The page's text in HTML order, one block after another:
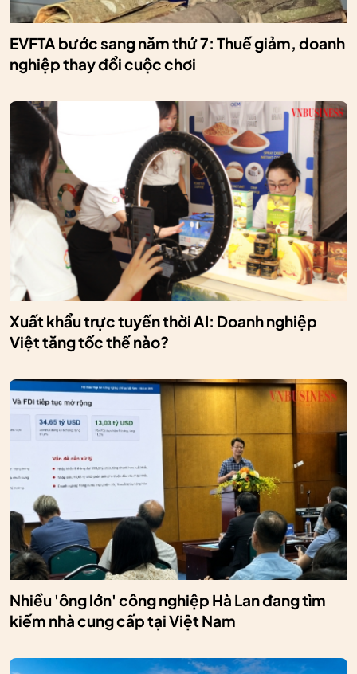
EVFTA bước sang năm thứ 7: Thuế giảm, doanh
nghiệp thay đổi cuộc chơi
Xuất khẩu trực tuyến thời AI: Doanh nghiệp
Việt tăng tốc thế nào?
Nhiều 'ông lớn' công nghiệp Hà Lan đang tìm
kiếm nhà cung cấp tại Việt Nam